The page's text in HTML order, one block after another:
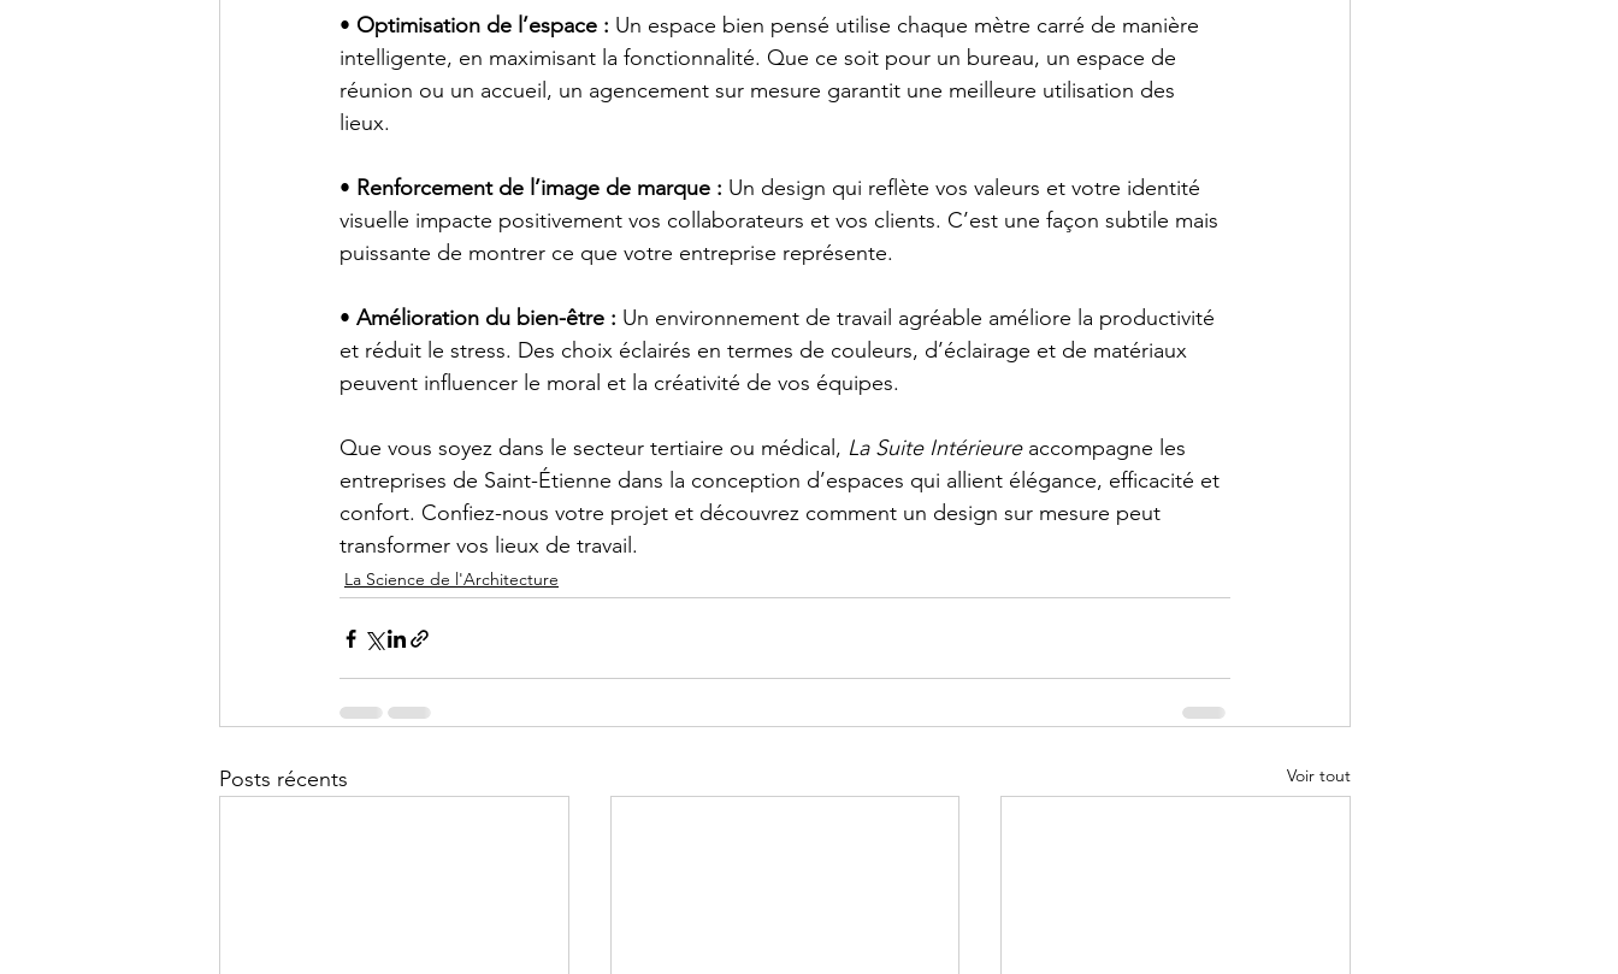
• Optimisation de l’espace : Un espace bien pensé utilise chaque mètre carré de manière
intelligente, en maximisant la fonctionnalité. Que ce soit pour un bureau, un espace de
réunion ou un accueil, un agencement sur mesure garantit une meilleure utilisation des
lieux.
• Renforcement de l’image de marque : Un design qui reflète vos valeurs et votre identité
visuelle impacte positivement vos collaborateurs et vos clients. C’est une façon subtile mais
puissante de montrer ce que votre entreprise représente.
• Amélioration du bien-être : Un environnement de travail agréable améliore la productivité
et réduit le stress. Des choix éclairés en termes de couleurs, d’éclairage et de matériaux
peuvent influencer le moral et la créativité de vos équipes.
Que vous soyez dans le secteur tertiaire ou médical, La Suite Intérieure accompagne les
entreprises de Saint-Étienne dans la conception d’espaces qui allient élégance, efficacité et
confort. Confiez-nous votre projet et découvrez comment un design sur mesure peut
transformer vos lieux de travail.
La Science de l'Architecture
Posts récents Voir tout